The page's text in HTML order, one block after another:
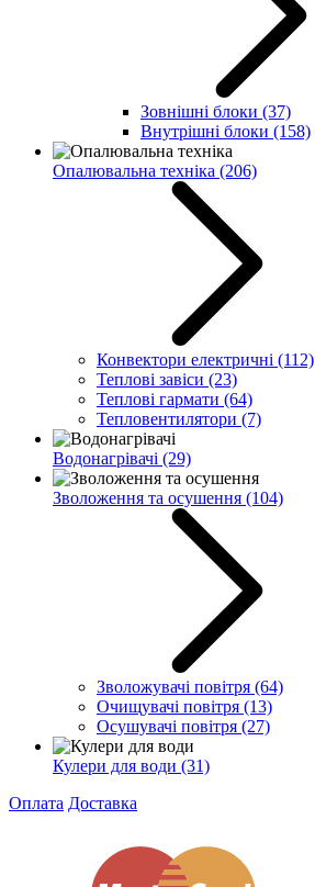
Зовнішні блоки (37)
Внутрішні блоки (158)
Опалювальна техніка (206)
Конвектори електричні (112)
Теплові завіси (23)
Теплові гармати (64)
Тепловентилятори (7)
Водонагрівачі (29)
Зволоження та осушення (104)
Зволожувачі повітря (64)
Очищувачі повітря (13)
Осушувачі повітря (27)
Кулери для води (31)
Оплата Доставка